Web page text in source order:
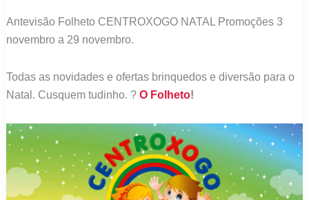
Antevisão Folheto CENTROXOGO NATAL Promoções 3
novembro a 29 novembro.
Todas as novidades e ofertas brinquedos e diversão para o
Natal. Cusquem tudinho. ? O Folheto!